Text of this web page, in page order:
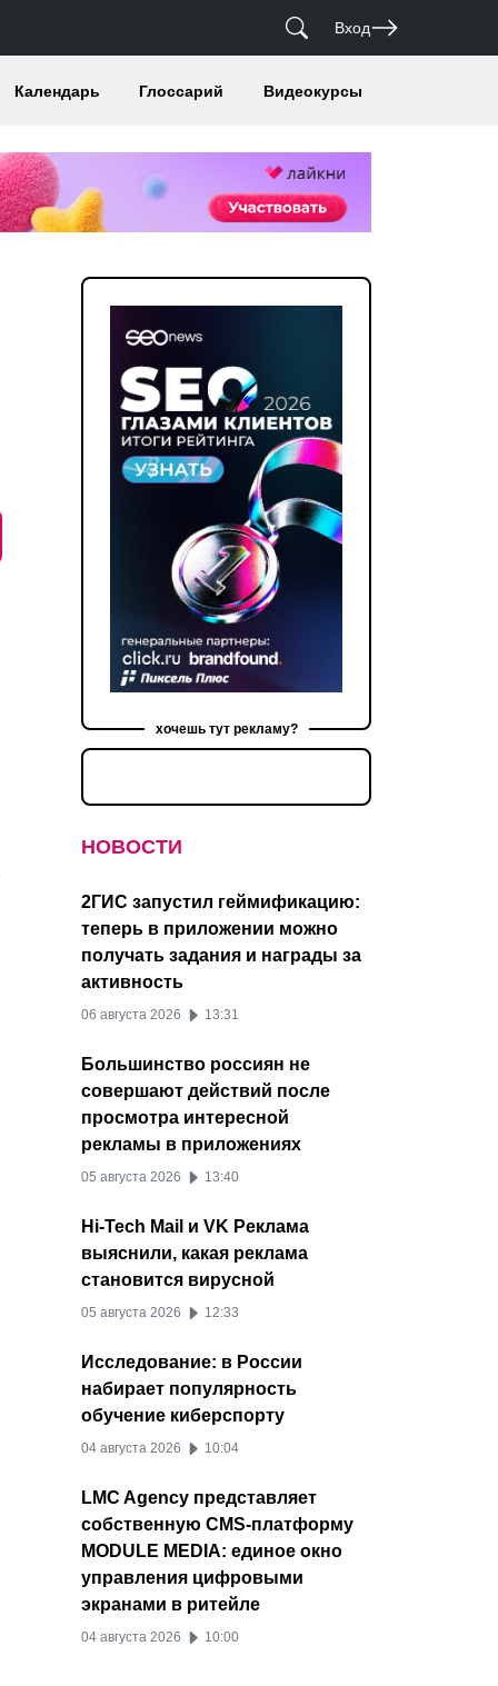
Вход
Календарь Глоссарий Видеокурсы
хочешь тут рекламу?
НОВОСТИ
2ГИС запустил геймификацию:
теперь в приложении можно
получать задания и награды за
активность
06 августа 2026 13:31
Большинство россиян не
совершают действий после
просмотра интересной
рекламы в приложениях
05 августа 2026 13:40
Hi-Tech Mail и VK Реклама
выяснили, какая реклама
становится вирусной
05 августа 2026 12:33
Исследование: в России
набирает популярность
обучение киберспорту
04 августа 2026 10:04
LMC Agency представляет
собственную CMS-платформу
MODULE MEDIA: единое окно
управления цифровыми
экранами в ритейле
04 августа 2026 10:00